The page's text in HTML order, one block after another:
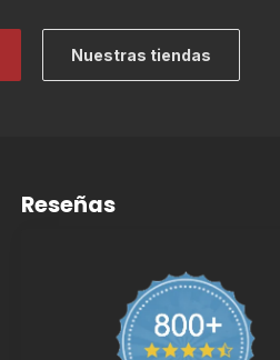
Nuestras tiendas
Reseñas